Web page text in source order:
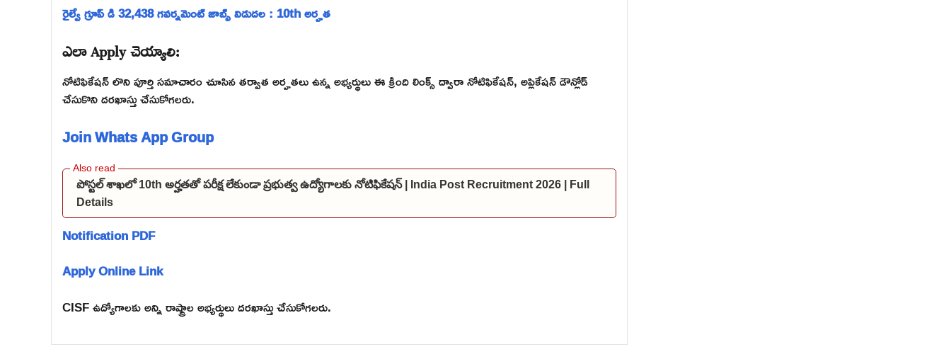
రైల్వే గ్రూప్ డి 32,438 గవర్నమెంట్ జాబ్స్ విడుదల : 10th అర్హత
ఎలా Apply చెయ్యాలి:
నోటిఫికేషన్ లొని పూర్తి సమాచారం చూసిన తర్వాత అర్హతలు ఉన్న అభ్యర్థులు ఈ క్రింది లింక్స్ ద్వారా నోటిఫికేషన్, అప్లికేషన్ డౌన్లోడ్
చేసుకొని దరఖాస్తు చేసుకోగలరు.
Join Whats App Group
పోస్టల్ శాఖలో 10th అర్హతతో పరీక్ష లేకుండా ప్రభుత్వ ఉద్యోగాలకు నోటిఫికేషన్ | India Post Recruitment 2026 | Full
Details
Notification PDF
Apply Online Link
CISF ఉద్యోగాలకు అన్ని రాష్ట్రాల అభ్యర్థులు దరఖాస్తు చేసుకోగలరు.